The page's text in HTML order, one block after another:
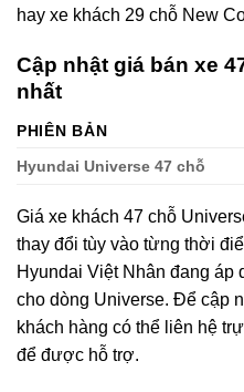
hay xe khách 29 chỗ New
Cập nhật giá bán xe
nhất
PHIÊN BẢN
Hyundai Universe 47 chỗ
Giá xe khách 47 chỗ
thay đổi tùy vào từng thời
Hyundai Việt Nhân đang áp
cho dòng Universe. Để cập
khách hàng có thể liên hệ
để được hỗ trợ.